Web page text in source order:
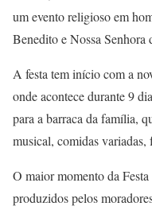
um evento religioso em
Benedito e Nossa Senhora
A festa tem início com a
onde acontece durante 9
para a barraca da família,
musical, comidas variadas,
O maior momento da
produzidos pelos